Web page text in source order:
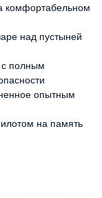
комфортабельном
над пустыней
полным
опытным
на память